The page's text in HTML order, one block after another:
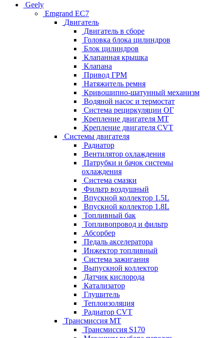
Geely
Emgrand EC7
Двигатель
Двигатель в сборе
Головка блока цилиндров
Блок цилиндров
Клапанная крышка
Клапана
Привод ГРМ
Натяжитель ремня
Кривошипно-шатунный механизм
Водяной насос и термостат
Система рециркуляции ОГ
Крепление двигателя MT
Крепление двигателя CVT
Системы двигателя
Радиатор
Вентилятор охлаждения
Патрубки и бачок системы
охлаждения
Система смазки
Фильтр воздушный
Впускной коллектор 1.5L
Впускной коллектор 1.8L
Топливный бак
Топливопровод и фильтр
Абсорбер
Педаль акселератора
Инжектор топливный
Система зажигания
Выпускной коллектор
Датчик кислорода
Катализатор
Глушитель
Теплоизоляция
Радиатор CVT
Трансмиссия MT
Трансмиссия S170